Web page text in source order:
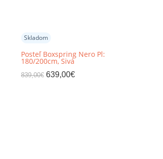
Skladom
Posteľ Boxspring Nero Pl:
180/200cm, Sivá
839,00€ 639,00€